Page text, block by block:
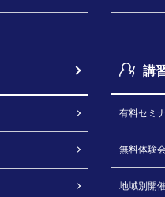
講
有料セミ
無料体験
地域別開